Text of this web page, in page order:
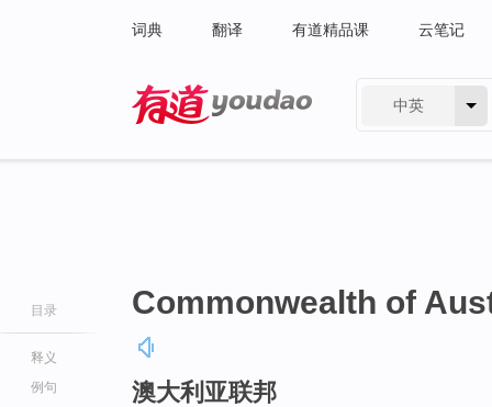
词典 翻译 有道精品课 云笔记
中英
目录
释义
例句
Commonwealth of
澳大利亚联邦